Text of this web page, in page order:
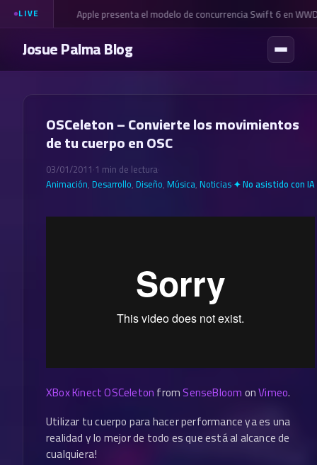
LIVE Apple presenta el modelo de concurrencia Swift 6 en
Josue Palma Blog
OSCeleton – Convierte los movimientos
de tu cuerpo en OSC
03/01/2011·1 min de lectura·
Animación, Desarrollo, Diseño, Música, Noticias·✦ No asistido con IA
XBox Kinect OSCeletonfromSenseBloomonVimeo.
Utilizar tu cuerpo para hacer performance ya es una
realidad y lo mejor de todo es que está al alcance de
cualquiera!